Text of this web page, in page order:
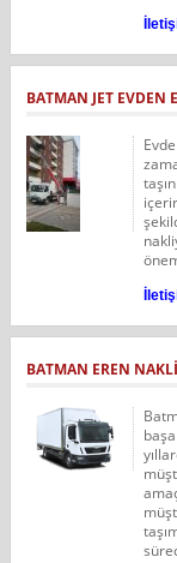
BATMAN JET EVDEN
BATMAN EREN